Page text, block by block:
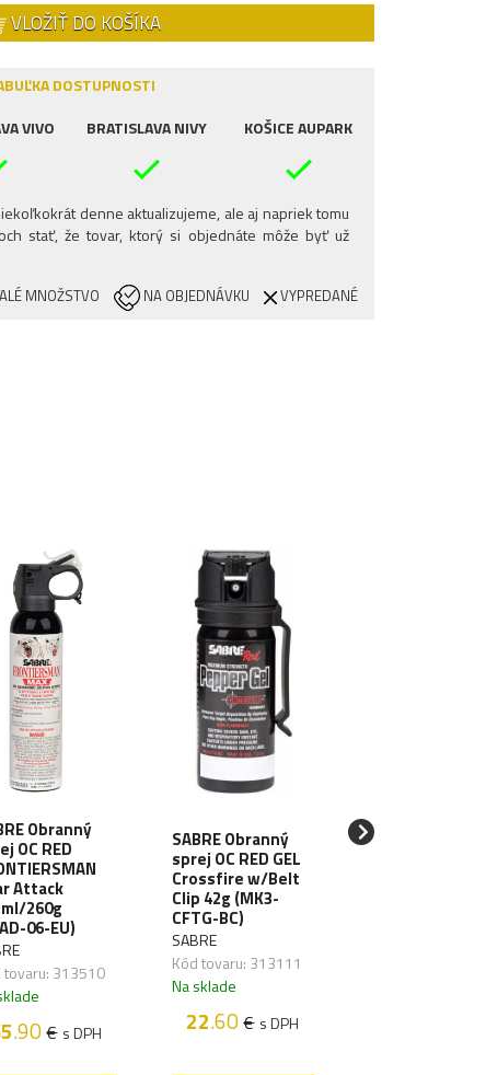
VLOŽIŤ DO KOŠÍKA
DOSTUPNOSTI
VIVO BRATISLAVA NIVY KOŠICE AUPARK
denne aktualizujeme, ale aj napriek tomu
stať, že tovar, ktorý si objednáte môže byť už
MNOŽSTVO NA OBJEDNÁVKU VYPREDANÉ
Obranný
OC RED
Attack
260g
06-EU)
tovaru: 313510
.90€ s DPH
SABRE Obranný
sprej OC RED GEL
Crossfire w/Belt
Clip 42g (MK3-
CFTG-BC)
SABRE
Kód tovaru: 313111
Na sklade
22.60€ s DPH